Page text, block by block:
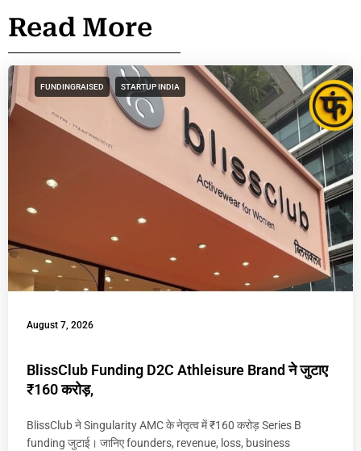
Read More
FUNDINGRAISED STARTUP INDIA
August 7, 2026
BlissClub Funding D2C Athleisure Brand ने जुटाए
₹160 करोड़,
BlissClub ने Singularity AMC के नेतृत्व में ₹160 करोड़ Series B
funding जुटाई। जानिए founders, revenue, loss, business